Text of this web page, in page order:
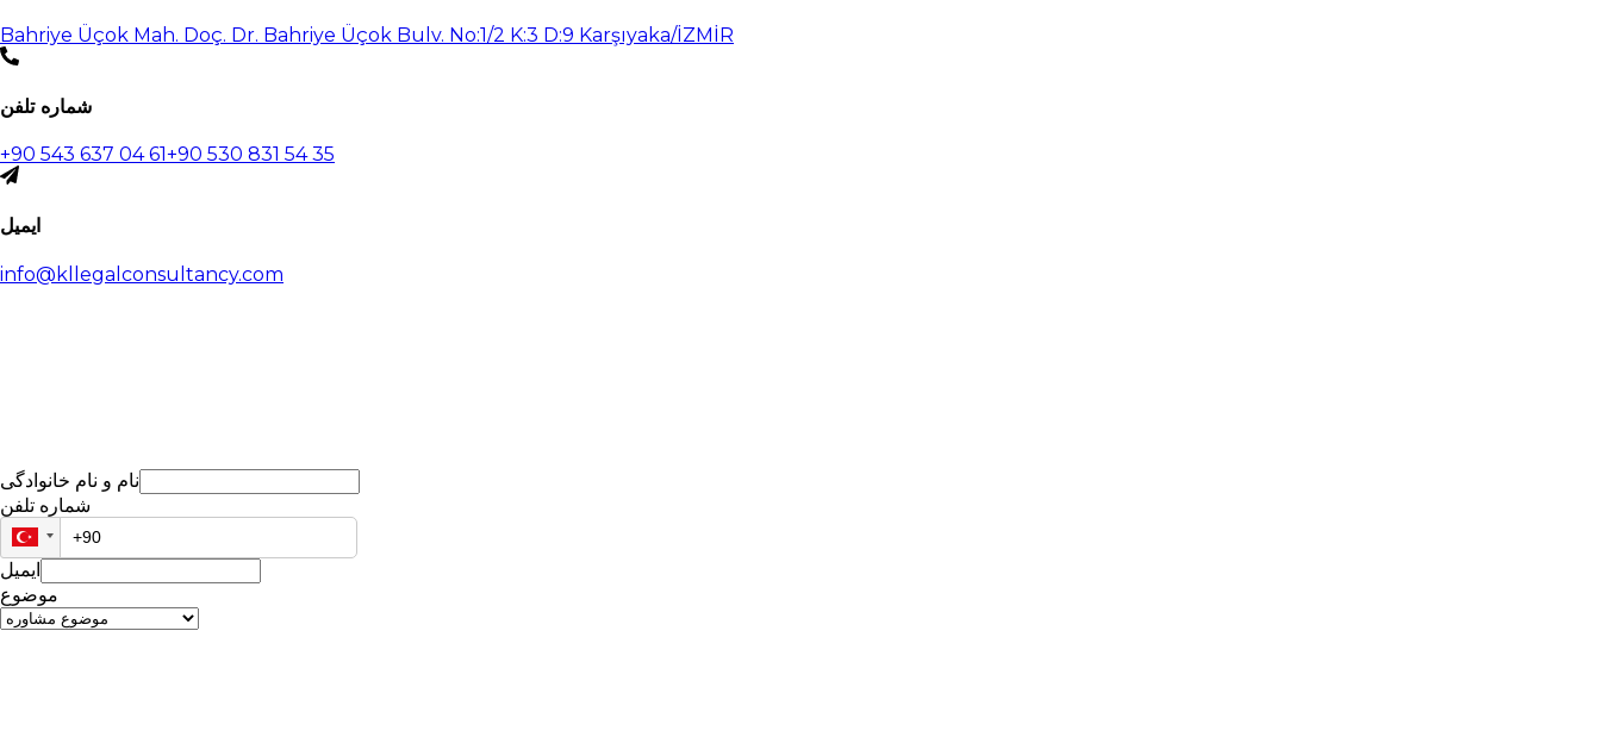
Bahriye Üçok Mah. Doç. Dr. Bahriye Üçok Bulv. No:1/2 K:3 D:9 Karşıyaka/İZMİR
شماره تلفن
+90 543 637 04 61+90 530 831 54 35
ایمیل
info@kllegalconsultancy.com
نام و نام خانوادگی
شماره تلفن
ایمیل
موضوع